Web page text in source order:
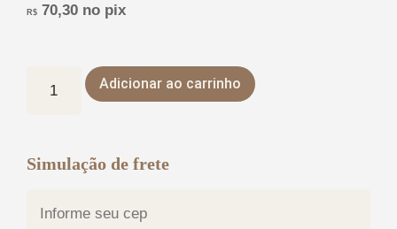
R$ 70,30 no pix
Adicionar ao carrinho
Simulação de frete